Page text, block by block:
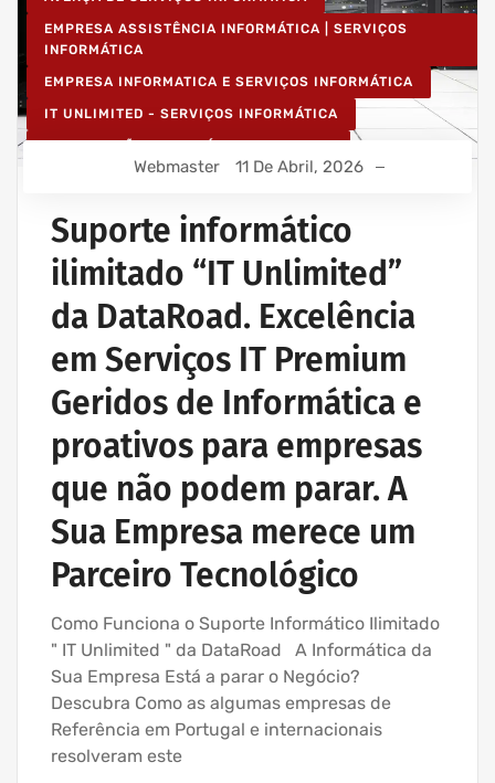
EMPRESA ASSISTÊNCIA INFORMÁTICA | SERVIÇOS
INFORMÁTICA
EMPRESA INFORMATICA E SERVIÇOS INFORMÁTICA
IT UNLIMITED - SERVIÇOS INFORMÁTICA
PROJETOS CABLAGEM E REDES INFORMÁTICA
REDE ESTRUTURADA INFORMÁTICA
SERVIÇOS INFORMÁTICA E ASSISTÊNCIA INFORMÁTICA
Webmaster 11 De Abril, 2026
Suporte informático
ilimitado “IT Unlimited”
da DataRoad. Excelência
em Serviços IT Premium
Geridos de Informática e
proativos para empresas
que não podem parar. A
Sua Empresa merece um
Parceiro Tecnológico
Como Funciona o Suporte Informático Ilimitado
" IT Unlimited " da DataRoad A Informática da
Sua Empresa Está a parar o Negócio?
Descubra Como as algumas empresas de
Referência em Portugal e internacionais
resolveram este